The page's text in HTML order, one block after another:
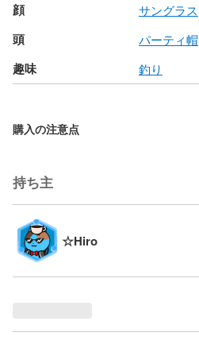
顔 サングラス
頭 パーティ帽
趣味 釣り
購入の注意点
持ち主
☆Hiro